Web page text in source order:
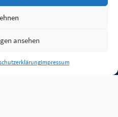
ansehen
Impressum
FAQ Quellen